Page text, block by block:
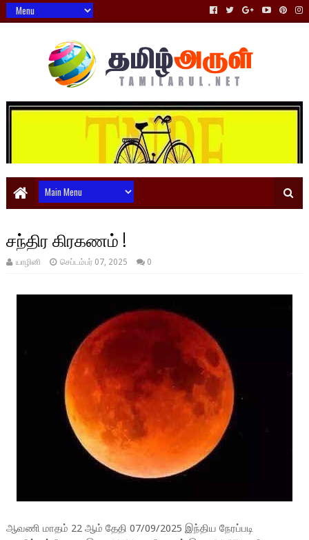
சந்திர கிரகணம் !
யாழினி செப்டம்பர் 07, 2025 0
ஆவணி மாதம் 22 ஆம் தேதி 07/09/2025 இந்திய நேரப்படி